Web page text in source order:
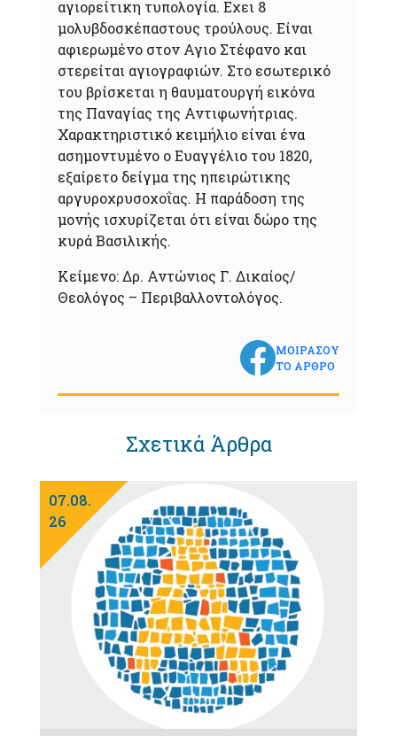
αγιορείτικη τυπολογία. Εχει 8
μολυβδοσκέπαστους τρούλους. Είναι
αφιερωμένο στον Αγιο Στέφανο και
στερείται αγιογραφιών. Στο εσωτερικό
του βρίσκεται η θαυματουργή εικόνα
της Παναγίας της Αντιφωνήτριας.
Χαρακτηριστικό κειμήλιο είναι ένα
ασημοντυμένο ο Ευαγγέλιο του 1820,
εξαίρετο δείγμα της ηπειρώτικης
αργυροχρυσοχοΐας. Η παράδοση της
μονής ισχυρίζεται ότι είναι δώρο της
κυρά Βασιλικής.
Κείμενο: Δρ. Αντώνιος Γ. Δικαίος/
Θεολόγος – Περιβαλλοντολόγος.
ΜΟΙΡΑΣΟΥ
ΤΟ ΑΡΘΡΟ
Σχετικά Άρθρα
07.08.
26